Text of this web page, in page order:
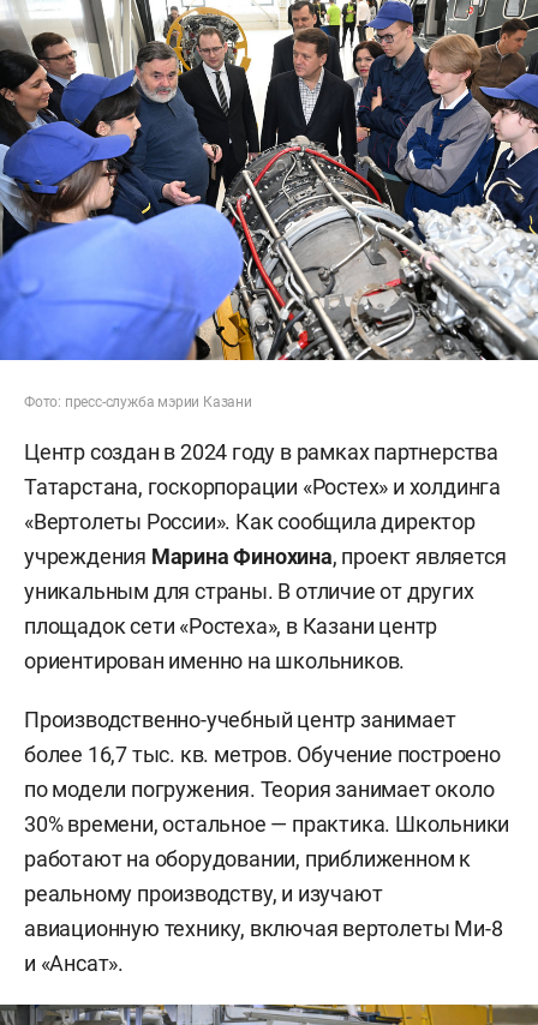
Фото: пресс-служба мэрии Казани
Центр создан в 2024 году в рамках партнерства
Татарстана, госкорпорации «Ростех» и холдинга
«Вертолеты России». Как сообщила директор
учреждения Марина Финохина, проект является
уникальным для страны. В отличие от других
площадок сети «Ростеха», в Казани центр
ориентирован именно на школьников.
Производственно-учебный центр занимает
более 16,7 тыс. кв. метров. Обучение построено
по модели погружения. Теория занимает около
30% времени, остальное — практика. Школьники
работают на оборудовании, приближенном к
реальному производству, и изучают
авиационную технику, включая вертолеты Ми-8
и «Ансат».